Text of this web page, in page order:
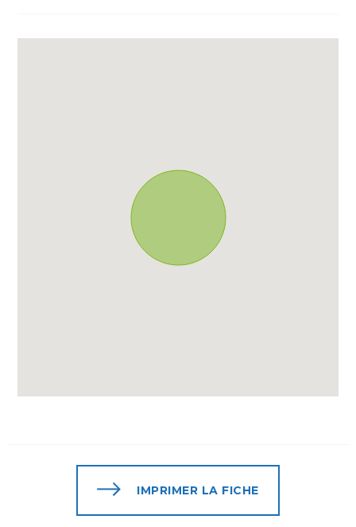
IMPRIMER LA FICHE